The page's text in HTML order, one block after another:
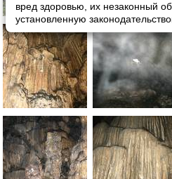
вред здоровью, их незаконный
установленную